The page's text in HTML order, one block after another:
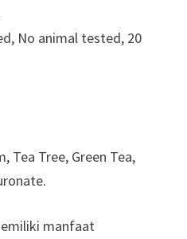
No animal tested, 20
Tea Tree, Green Tea,
manfaat